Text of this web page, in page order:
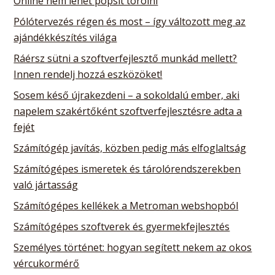
Pólótervezés régen és most – így változott meg az
ajándékkészítés világa
Ráérsz sütni a szoftverfejlesztő munkád mellett?
Innen rendelj hozzá eszközöket!
Sosem késő újrakezdeni – a sokoldalú ember, aki
napelem szakértőként szoftverfejlesztésre adta a
fejét
Számítógép javítás, közben pedig más elfoglaltság
Számítógépes ismeretek és tárolórendszerekben
való jártasság
Számítógépes kellékek a Metroman webshopból
Számítógépes szoftverek és gyermekfejlesztés
Személyes történet: hogyan segített nekem az okos
vércukormérő